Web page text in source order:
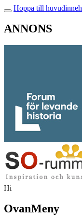
Hoppa till
ANNONS
Hi
OvanMeny